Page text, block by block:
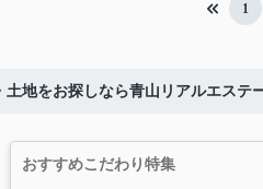
1
地をお探しなら青山リアルエステ
おすすめこだわり特集